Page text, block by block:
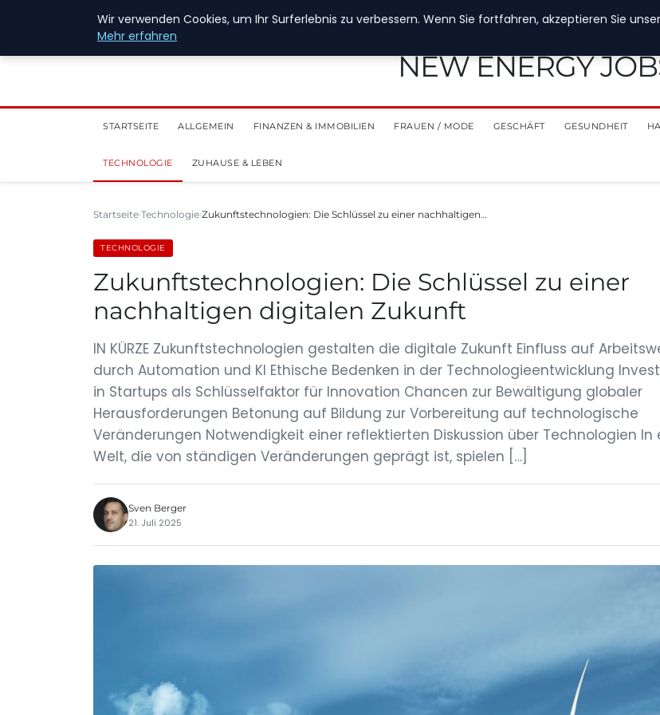
28. Juli 2026
NEW ENERGY
STARTSEITE ALLGEMEIN FINANZEN & IMMOBILIEN FRAUEN / MODE GESCHÄFT GESUNDHEIT
TECHNOLOGIE ZUHAUSE & LEBEN
Startseite Technologie Zukunftstechnologien: Die Schlüssel zu einer nachhaltigen…
TECHNOLOGIE
Zukunftstechnologien: Die Schlüssel zu einer
nachhaltigen digitalen Zukunft
IN KÜRZE Zukunftstechnologien gestalten die digitale Zukunft Einfluss auf
durch Automation und KI Ethische Bedenken in der Technologieentwicklung
in Startups als Schlüsselfaktor für Innovation Chancen zur Bewältigung globaler
Herausforderungen Betonung auf Bildung zur Vorbereitung auf technologische
Veränderungen Notwendigkeit einer reflektierten Diskussion über Technologien In
Welt, die von ständigen Veränderungen geprägt ist, spielen […]
Sven Berger
21. Juli 2025
Wir verwenden Cookies, um Ihr Surferlebnis zu verbessern. Wenn Sie fortfahren, akzeptieren Sie
Mehr erfahren